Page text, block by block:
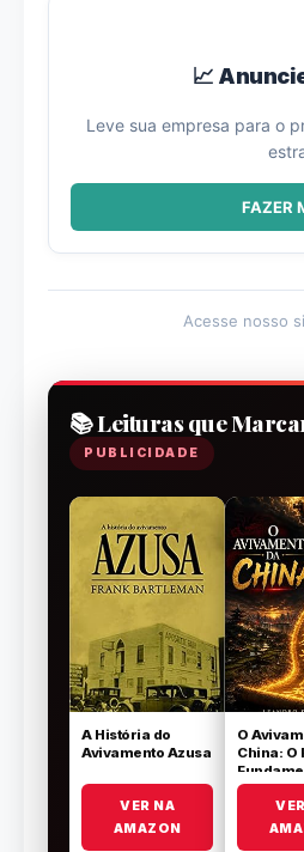
📈
Leve sua empresa para o
FAZER
Acesse nosso
📚 Leituras que
PUBLICIDADE
A História do
Avivamento Azusa
VER NA
AMAZON
O
China: O